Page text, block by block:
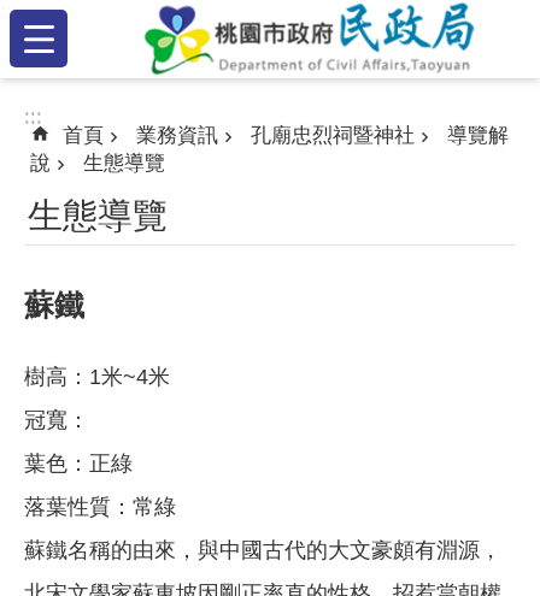
跳到主要內容區塊
:::
:::
:::
首頁 業務資訊 孔廟忠烈祠暨神社
導覽解
說
生態導覽
生態導覽
蘇鐵
樹高：1米~4米
冠寬：
葉色：正綠
落葉性質：常綠
蘇鐵名稱的由來，與中國古代的大文豪頗有淵源，